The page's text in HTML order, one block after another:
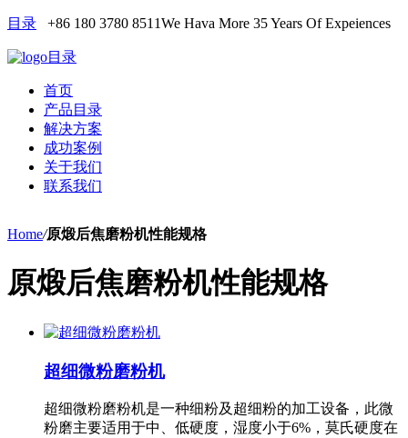
目录 +86 180 3780 8511We Hava More 35 Years Of Expeiences
目录
首页
产品目录
解决方案
成功案例
关于我们
联系我们
Home/原煅后焦磨粉机性能规格
原煅后焦磨粉机性能规格
超细微粉磨粉机
超细微粉磨粉机是一种细粉及超细粉的加工设备，此微
粉磨主要适用于中、低硬度，湿度小于6%，莫氏硬度在